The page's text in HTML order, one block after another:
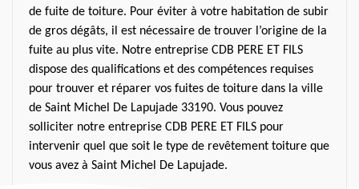
de fuite de toiture. Pour éviter à votre habitation de subir
de gros dégâts, il est nécessaire de trouver l’origine de la
fuite au plus vite. Notre entreprise CDB PERE ET FILS
dispose des qualifications et des compétences requises
pour trouver et réparer vos fuites de toiture dans la ville
de Saint Michel De Lapujade 33190. Vous pouvez
solliciter notre entreprise CDB PERE ET FILS pour
intervenir quel que soit le type de revêtement toiture que
vous avez à Saint Michel De Lapujade.